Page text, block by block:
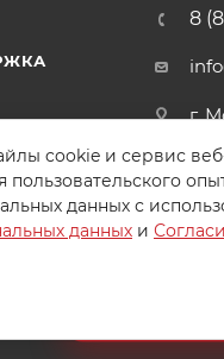
8
г.
cookie и сервис
пользовательского
данных с
данных и